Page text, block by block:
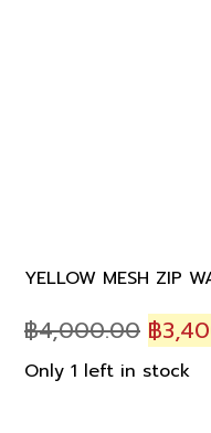
YELLOW MESH ZIP
฿4,000.00
price
฿
Only 1 left in stock